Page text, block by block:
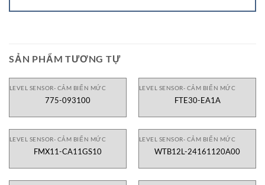
SẢN PHẨM TƯƠNG TỰ
LEVEL SENSOR- CẢM BIẾN MỨC
775-093100
LEVEL SENSOR- CẢM BIẾN MỨC
FTE30-EA1A
LEVEL SENSOR- CẢM BIẾN MỨC
FMX11-CA11GS10
LEVEL SENSOR- CẢM BIẾN MỨC
WTB12L-24161120A00